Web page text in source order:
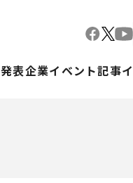
発表企業イベント記事